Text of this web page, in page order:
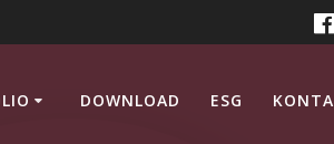
DOWNLOAD ESG